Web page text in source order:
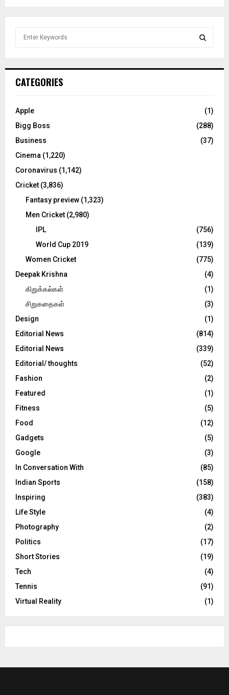
h
o
:
C
CATEGORIES
Apple
(1)
Bigg Boss
(288)
Business
(37)
Cinema (1,220)
Coronavirus (1,142)
Cricket (3,836)
Fantasy preview (1,323)
Men Cricket (2,980)
IPL
(756)
World Cup 2019
(139)
Women Cricket
(775)
Deepak Krishna
(4)
கிறுக்கல்கள்
(1)
சிறுகதைகள்
(3)
Design
(1)
Editorial News
(814)
Editorial News
(339)
Editorial/ thoughts
(52)
Fashion
(2)
Featured
(1)
Fitness
(5)
Food
(12)
Gadgets
(5)
Google
(3)
In Conversation With
(85)
Indian Sports
(158)
Inspiring
(383)
Life Style
(4)
Photography
(2)
Politics
(17)
Short Stories
(19)
Tech
(4)
Tennis
(91)
Virtual Reality
(1)